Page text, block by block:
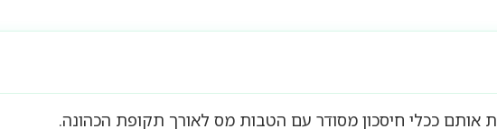
ככלי חיסכון מסודר עם הטבות מס לאורך תקופת הכהונה.